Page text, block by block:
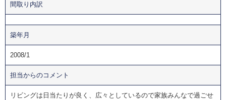
間取り内訳
築年月
2008/1
担当からのコメント
リビングは日当たりが良く、広々としているので家族みんなで過ごせ